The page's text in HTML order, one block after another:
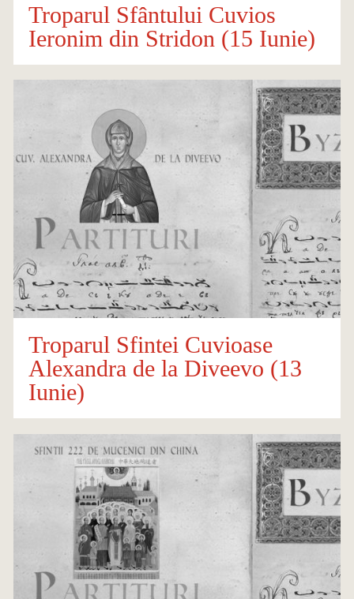
Troparul Sfântului Cuvios
Ieronim din Stridon (15 Iunie)
Troparul Sfintei Cuvioase
Alexandra de la Diveevo (13
Iunie)